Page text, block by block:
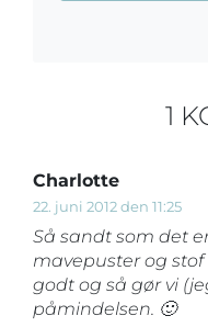
1
Charlotte
22. juni 2012 den 11:25
Så sandt som det
mavepuster og
godt og så gør vi
påmindelsen. 🙂